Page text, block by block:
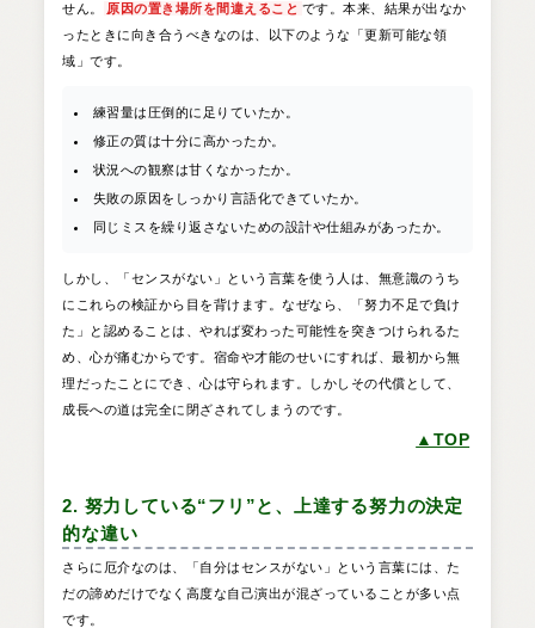
せん。
原因の置き場所を間違えること です。本来、結果が出なか
ったときに向き合うべきなのは、以下のような「更新可能な領
域」です。
練習量は圧倒的に足りていたか。
修正の質は十分に高かったか。
状況への観察は甘くなかったか。
失敗の原因をしっかり言語化できていたか。
同じミスを繰り返さないための設計や仕組みがあったか。
しかし、「センスがない」という言葉を使う人は、無意識のうち
にこれらの検証から目を背けます。なぜなら、「努力不足で負け
た」と認めることは、やれば変わった可能性を突きつけられるた
め、心が痛むからです。宿命や才能のせいにすれば、最初から無
理だったことにでき、心は守られます。しかしその代償として、
成長への道は完全に閉ざされてしまうのです。
▲TOP
2. 努力している“フリ”と、上達する努力の決定
的な違い
さらに厄介なのは、「自分はセンスがない」という言葉には、た
だの諦めだけでなく高度な自己演出が混ざっていることが多い点
です。